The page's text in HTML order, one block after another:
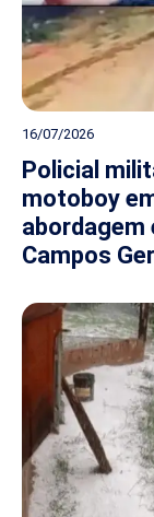
16/07/2026
Policial
motoboy
abordagem
Campos